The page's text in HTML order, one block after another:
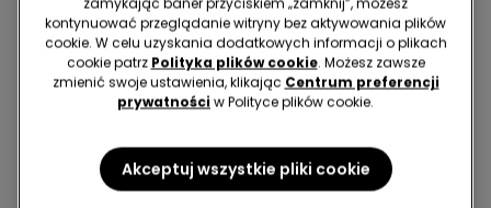
Bawełna organiczna
kontynuować przeglądanie witryny bez aktywowania plików
cookie. W celu uzyskania dodatkowych informacji o plikach
cookie patrz Polityka plików cookie. Możesz zawsze
zmienić swoje ustawienia, klikając Centrum preferencji
prywatności w Polityce plików cookie.
Akceptuj wszystkie pliki cookie